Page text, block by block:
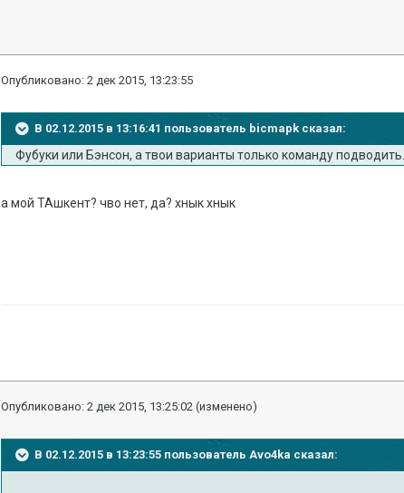
Опубликовано:2 дек 2015, 13:23:55
В 02.12.2015 в 13:16:41 пользователь bicmapk сказал:
Фубуки или Бэнсон, а твои варианты только команду подводить...
а мой ТАшкент? чво нет, да? хнык хнык
Опубликовано:2 дек 2015, 13:25:02 (изменено)
В 02.12.2015 в 13:23:55 пользователь Avo4ka сказал: